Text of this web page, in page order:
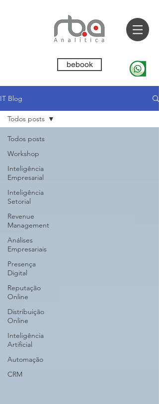
bebook
IT Blog
Todos posts
Workshop
Inteligência
Empresarial
Inteligência
Setorial
Revenue
Management
Análises
Empresariais
Presença
Digital
Reputação
Online
Distribuição
Online
Inteligência
Artificial
Automação
CRM
Todos posts